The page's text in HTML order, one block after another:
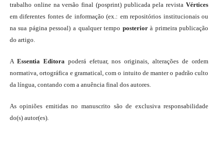
trabalho online na versão final (posprint) publicada pela revistaVértices
em diferentes fontes de informação (ex.: em repositórios institucionais ou
na sua página pessoal) a qualquer tempo posteriorà primeira publicação
do artigo.
A Essentia Editora poderá efetuar, nos originais, alterações de ordem
normativa, ortográfica e gramatical, com o intuito de manter o padrão culto
da língua, contando com a anuência final dos autores.
As opiniões emitidas no manuscrito são de exclusiva responsabilidade
do(s) autor(es).